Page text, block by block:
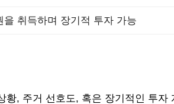
을 취득하며 장기적 투자 가능
황, 주거 선호도, 혹은 장기적인 투자